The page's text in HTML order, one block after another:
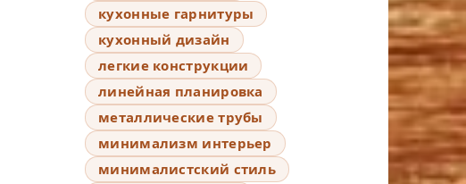
кухонные гарнитуры
кухонный дизайн
легкие конструкции
линейная планировка
металлические трубы
минимализм интерьер
минималистский стиль